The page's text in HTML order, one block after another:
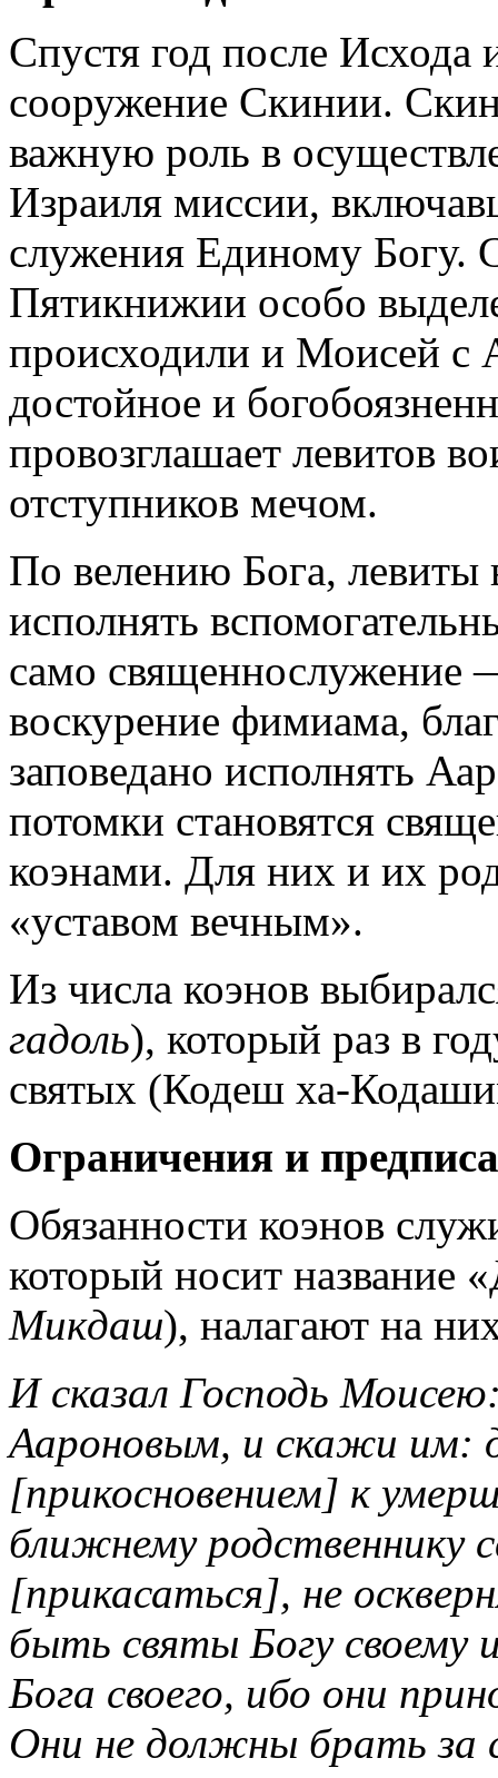
Спустя год после Исхода
сооружение Скинии.
важную роль в
Израиля миссии,
служения Единому Богу.
Пятикнижии особо
происходили и Моисей с
достойное и
провозглашает левитов
отступников мечом.
По велению Бога,
исполнять
само
воскурение фимиама,
заповедано исполнять
потомки становятся
коэнами. Для них и их
«уставом вечным».
Из числа коэнов
гадоль), который раз в
святых (Кодеш ха-
Ограничения и
Обязанности коэнов
который носит название
Микдаш), налагают на
И сказал Господь
Аароновым, и скажи им:
[прикосновением] к
ближнему родственнику
[прикасаться], не
быть святы Богу своему
Бога своего, ибо они
Они не должны брать за